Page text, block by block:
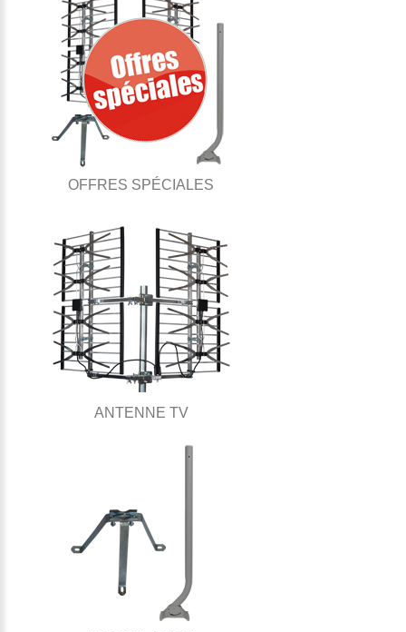
OFFRES SPÉCIALES
ANTENNE TV